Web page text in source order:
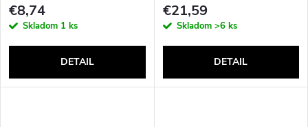
€8,74
Skladom 1 ks
DETAIL
€21,59
Skladom >6 ks
DETAIL